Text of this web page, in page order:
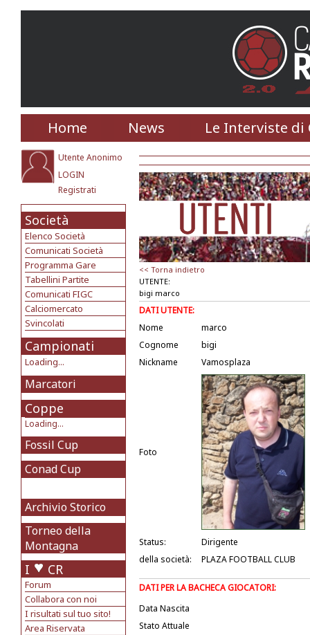
Home News Le Interviste di
Utente Anonimo
LOGIN
Registrati
Società
Elenco Società
Comunicati Società
Programma Gare
Tabellini Partite
Comunicati FIGC
Calciomercato
Svincolati
Campionati
Loading...
Marcatori
Coppe
Loading...
Fossil Cup
Conad Cup
Archivio Storico
Torneo della
Montagna
I CR
Forum
Collabora con noi
I risultati sul tuo sito!
Area Riservata
<< Torna indietro
UTENTE:
bigi marco
DATI UTENTE:
Nome
marco
Cognome
bigi
Nickname
Vamosplaza
Foto
Status:
Dirigente
della società:
PLAZA FOOTBALL CLUB
DATI PER LA BACHECA GIOCATORI:
Data Nascita
Stato Attuale